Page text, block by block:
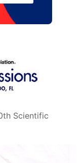
Scientific